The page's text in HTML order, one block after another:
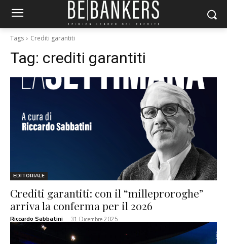
Tags Crediti garantiti
Tag: crediti garantiti
EDITORIALE
Crediti garantiti: con il “milleproroghe”
arriva la conferma per il 2026
Riccardo Sabbatini - 31 Dicembre 2025